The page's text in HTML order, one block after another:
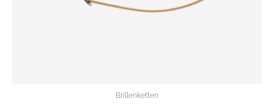
Brillenketten